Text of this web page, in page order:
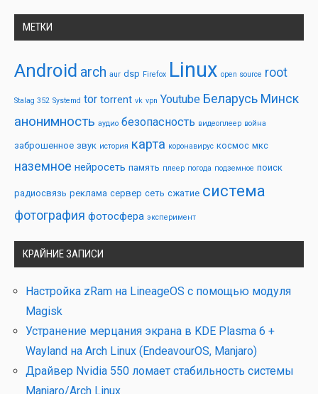
МЕТКИ
Android arch aur dsp Firefox Linux open source root
Stalag 352 Systemd tor torrent vk vpn Youtube Беларусь Минск
анонимность аудио безопасность видеоплеер война
заброшенное звук история карта коронавирус космос мкс
наземное нейросеть память плеер погода подземное поиск
радиосвязь реклама сервер сеть сжатие система
фотография фотосфера эксперимент
КРАЙНИЕ ЗАПИСИ
Настройка zRam на LineageOS с помощью модуля
Magisk
Устранение мерцания экрана в KDE Plasma 6 +
Wayland на Arch Linux (EndeavourOS, Manjaro)
Драйвер Nvidia 550 ломает стабильность системы
Manjaro/Arch Linux